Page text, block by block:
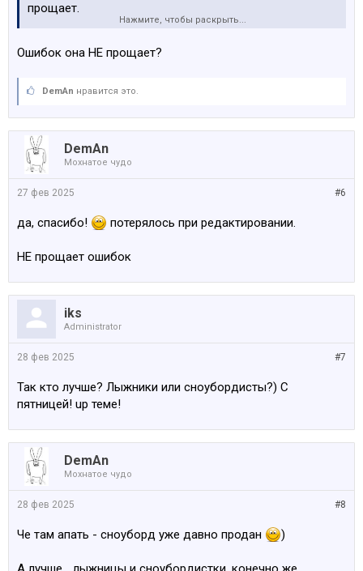
прощает.
А в таком контексте как ты спросил, это что-то типа: у
кажется, Ланцер.. Как думаете, может поменять его на
моего?
Нажмите, чтобы раскрыть...
Ошибок она НЕ прощает?
DemAn нравится это.
DemAn
Мохнатое чудо
#6
27 фев 2025
да, спасибо! потерялось при редактировании.
НЕ прощает ошибок
iks
Administrator
#7
28 фев 2025
Так кто лучше? Лыжники или сноубордисты?) С
пятницей! up теме!
DemAn
Мохнатое чудо
#8
28 фев 2025
Че там апать - сноуборд уже давно продан )